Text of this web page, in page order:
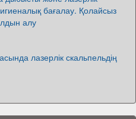
бағалау. Қолайсыз
алу
лазерлік скальпельдің